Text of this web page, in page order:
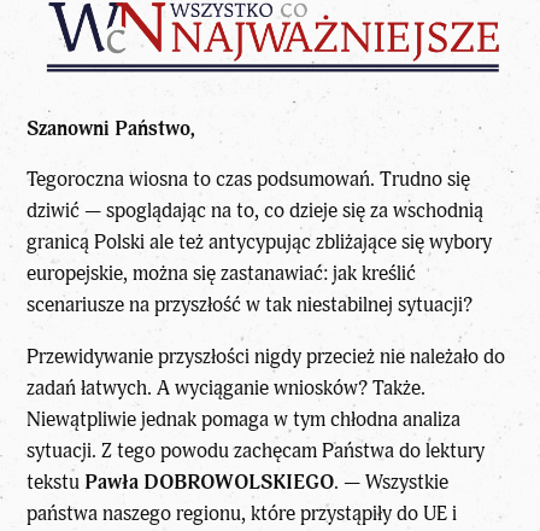
Szanowni Państwo,
Tegoroczna wiosna to czas podsumowań. Trudno się
dziwić — spoglądając na to, co dzieje się za wschodnią
granicą Polski ale też antycypując zbliżające się wybory
europejskie, można się zastanawiać: jak kreślić
scenariusze na przyszłość w tak niestabilnej sytuacji?
Przewidywanie przyszłości nigdy przecież nie należało do
zadań łatwych. A wyciąganie wniosków? Także.
Niewątpliwie jednak pomaga w tym chłodna analiza
sytuacji. Z tego powodu zachęcam Państwa do lektury
tekstu Pawła DOBROWOLSKIEGO. — Wszystkie
państwa naszego regionu, które przystąpiły do UE i